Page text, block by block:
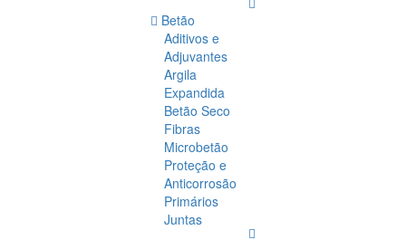
Betão
Aditivos e
Adjuvantes
Argila
Expandida
Betão Seco
Fibras
Microbetão
Proteção e
Anticorrosão
Primários
Juntas